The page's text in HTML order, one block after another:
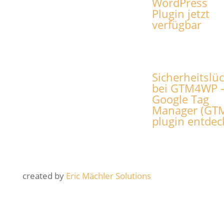
Plugin jetzt
verfügbar
bei GTM4WP
Google Tag
Manager
plugin
created by Eric Mächler Solutions